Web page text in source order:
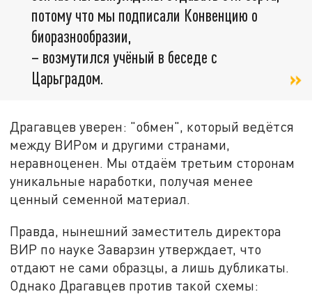
потому что мы подписали Конвенцию о
биоразнообразии,
– возмутился учёный в беседе с
Царьградом.
Драгавцев уверен: "обмен", который ведётся
между ВИРом и другими странами,
неравноценен. Мы отдаём третьим сторонам
уникальные наработки, получая менее
ценный семенной материал.
Правда, нынешний заместитель директора
ВИР по науке Заварзин утверждает, что
отдают не сами образцы, а лишь дубликаты.
Однако Драгавцев против такой схемы: